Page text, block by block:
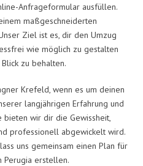
Anfrageformular ausfüllen.
maßgeschneiderten
Ziel ist es, dir den Umzug
wie möglich zu gestalten
zu behalten.
Krefeld, wenn es um deinen
langjährigen Erfahrung und
bieten wir dir die Gewissheit,
professionell abgewickelt wird.
uns gemeinsam einen Plan für
Perugia erstellen.